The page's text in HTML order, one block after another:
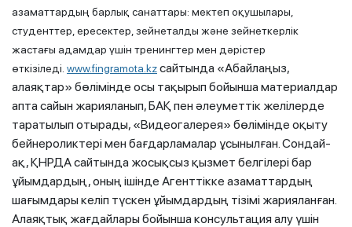
азаматтардың барлық санаттары: мектеп оқушылары,
студенттер, ересектер, зейнеталды және зейнеткерлік
жастағы адамдар үшін тренингтер мен дәрістер
өткізіледі. www.fingramota.kzсайтында «Абайлаңыз,
алаяқтар» бөлімінде осы тақырып бойынша материалдар
апта сайын жарияланып, БАҚ пен әлеуметтік желілерде
таратылып отырады, «Видеогалерея» бөлімінде оқыту
бейнероликтері мен бағдарламалар ұсынылған. Сондай-
ақ, ҚНРДА сайтында жосықсыз қызмет белгілері бар
ұйымдардың, оның ішінде Агенттікке азаматтардың
шағымдары келіп түскен ұйымдардың тізімі жарияланған.
Алаяқтық жағдайлары бойынша консультация алу үшін